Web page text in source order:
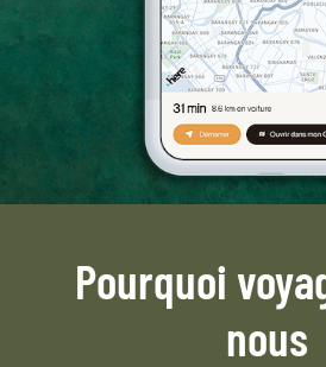
Pourquoi
nous